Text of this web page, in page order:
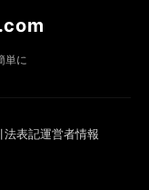
単に
法表記運営者情報